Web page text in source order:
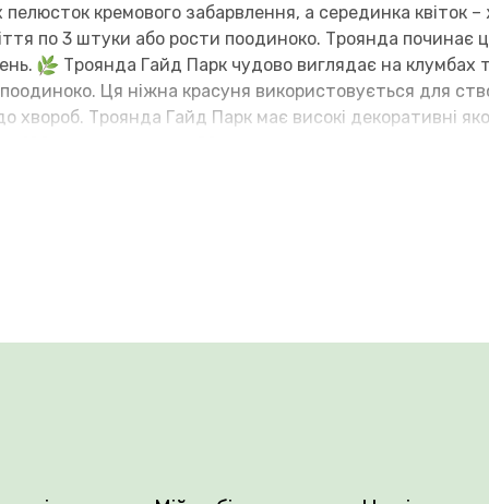
кремового забарвлення, а серединка квіток
по 3 штуки або рости поодиноко. Троянда починає
Троянда Гайд Парк чудово виглядає на клумбах
поодиноко. Ця ніжна красуня використовується для
хвороб. Троянда Гайд Парк має високі декоративні
100 см, шириною до 80 см.